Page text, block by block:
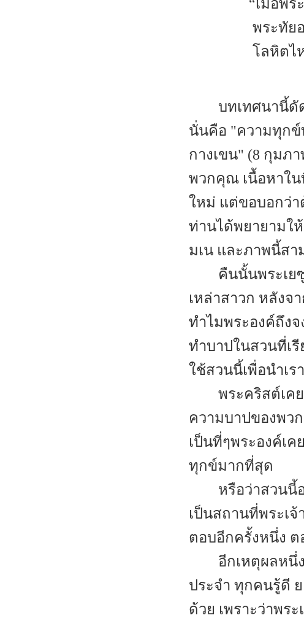
“เมื่อพ
พระทัย
โลหิตไ
บทเทศนานี้ดั
นั่นคือ "ความทุกข์
กางเขน" (8 กุมภ
พวกคุณ เนื้อหาใ
ใหม่ แต่ขอบอกว่า
ท่านได้พยายามใ
มเน และภาพนี้ส
คืนนั้นพระเย
เหล่าสาวก หลังจ
ทำไมพระองค์ถึง
ทำบาปในสวนที่เ
ใช้สวนนี้เพื่อนำเร
พระคริสต์เค
ความบาปของพว
เป็นที่ๆพระองค์เ
ทุกข์มากที่สุด
หรือว่าสวนนี้
เป็นสถานที่พระเ
ตอบอีกครั้งหนึ่ง
อีกเหตุผลหนึ่
ประจำ ทุกคนรู้ดี
ด้วย เพราะว่าพร